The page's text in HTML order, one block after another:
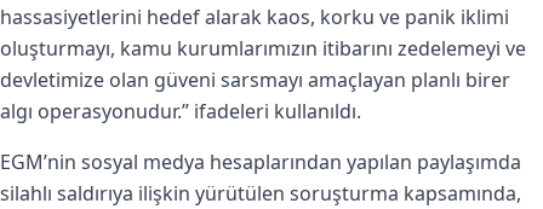
hassasiyetlerini hedef alarak kaos, korku ve panik iklimi
oluşturmayı, kamu kurumlarımızın itibarını zedelemeyi ve
devletimize olan güveni sarsmayı amaçlayan planlı birer
algı operasyonudur.” ifadeleri kullanıldı.
EGM’nin sosyal medya hesaplarından yapılan paylaşımda
silahlı saldırıya ilişkin yürütülen soruşturma kapsamında,